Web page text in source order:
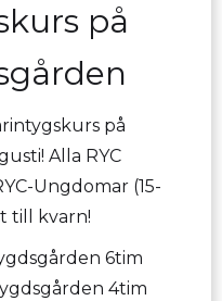
på
på
Alla RYC
Ungdomar (15-
till kvarn!
6tim
4tim